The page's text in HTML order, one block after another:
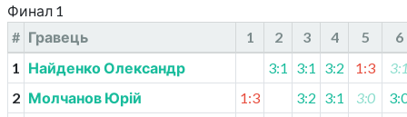
Финал 1
# Гравець 1 2 3 4 5
6
1 Найденко Олександр 3:1 3:1 3:2 1:3
2 Молчанов Юрій 1:3 3:2 3:1 3:0